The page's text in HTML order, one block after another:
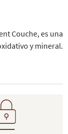
Couche, es una
y mineral.